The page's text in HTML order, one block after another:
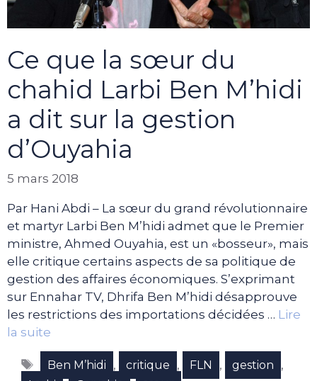
Ce que la sœur du
chahid Larbi Ben M’hidi
a dit sur la gestion
d’Ouyahia
5 mars 2018
Par Hani Abdi – La sœur du grand révolutionnaire
et martyr Larbi Ben M’hidi admet que le Premier
ministre, Ahmed Ouyahia, est un «bosseur», mais
elle critique certains aspects de sa politique de
gestion des affaires économiques. S’exprimant
sur Ennahar TV, Dhrifa Ben M’hidi désapprouve
les restrictions des importations décidées … Lire
la suite
Étiquettes
Ben M’hidi , critique , FLN , gestion ,